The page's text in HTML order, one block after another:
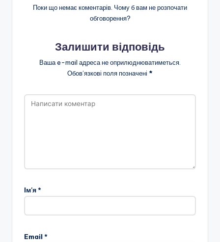
н
о
іт
і
в
н
е
н
Поки що немає коментарів. Чому б вам не розпочати
обговорення?
Залишити відповідь
Ваша e-mail адреса не оприлюднюватиметься.
Обов’язкові поля позначені *
Ім'я*
Email *